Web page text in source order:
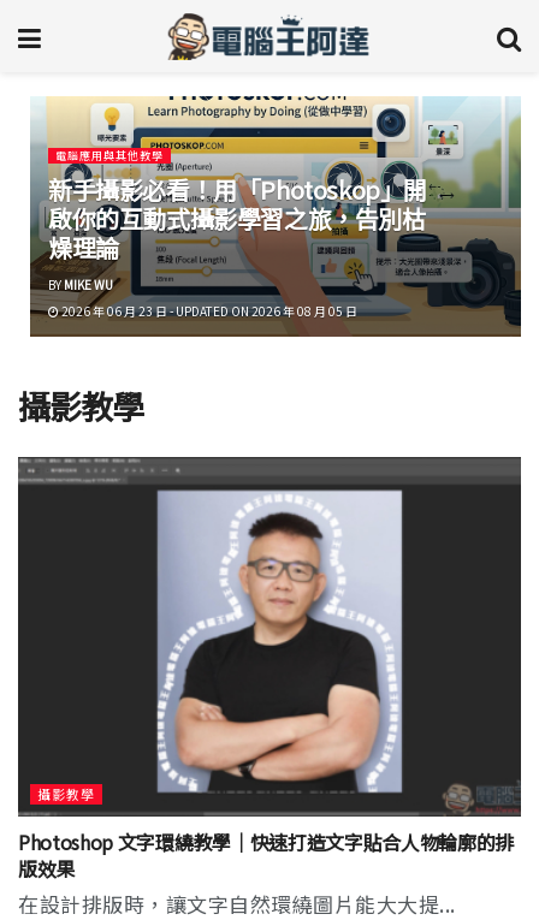
電腦應用與其他教學
新手攝影必看！用「Photoskop」開
啟你的互動式攝影學習之旅，告別枯
燥理論
BY MIKE WU
2026 年 06 月 23 日 - UPDATED ON 2026 年 08 月 05 日
攝影教學
攝影教學
Photoshop 文字環繞教學｜快速打造文字貼合人物輪廓的排
版效果
在設計排版時，讓文字自然環繞圖片能大大提...